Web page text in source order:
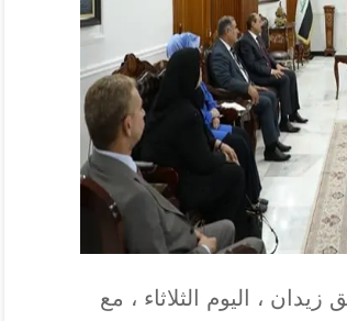
، اليوم الثلاثاء ، مع